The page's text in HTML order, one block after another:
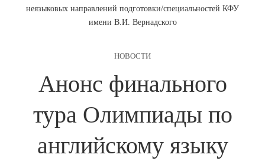
неязыковых направлений подготовки/специальностей КФУ
имени В.И. Вернадского
НОВОСТИ
Анонс финального
тура Олимпиады по
английскому языку